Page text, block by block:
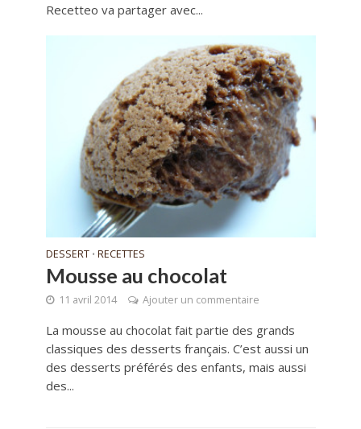
Recetteo va partager avec...
DESSERT • RECETTES
Mousse au chocolat
11 avril 2014 Ajouter un commentaire
La mousse au chocolat fait partie des grands
classiques des desserts français. C’est aussi un
des desserts préférés des enfants, mais aussi
des...